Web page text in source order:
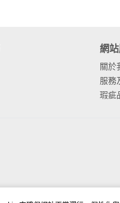
網
關於
服務
瑕疵